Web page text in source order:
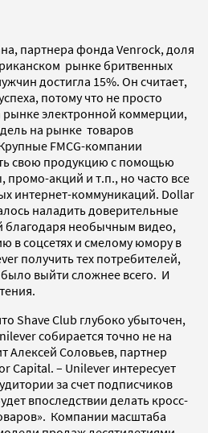
партнера фонда Venrock, доля
рынке бритвенных
достигла 15%. Он считает,
потому что не просто
электронной коммерции,
на рынке товаров
FMCG-компании
свою продукцию с помощью
акций и т.п., но часто все
интернет-коммуникаций. Dollar
наладить доверительные
благодаря необычным видео,
в соцсетях и смелому юмору в
получить тех потребителей,
выйти сложнее всего. И
Shave Club глубоко убыточен,
собирается точно не на
Алексей Соловьев, партнер
Capital. – Unilеver интересует
за счет подписчиков
впоследствии делать кросс-
Компании масштаба